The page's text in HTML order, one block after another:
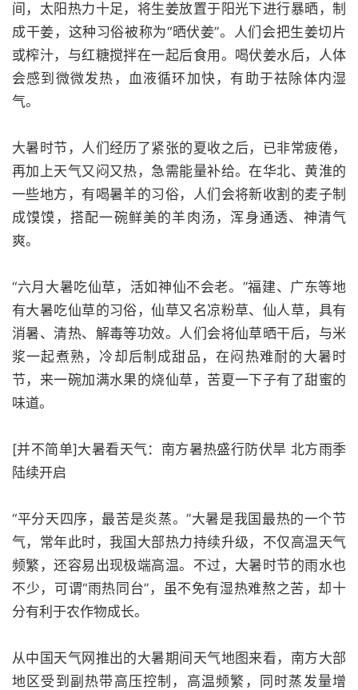
间，太阳热力十足，将生姜放置于阳光下进行暴晒，制
成干姜，这种习俗被称为“晒伏姜”。人们会把生姜切片
或榨汁，与红糖搅拌在一起后食用。喝伏姜水后，人体
会感到微微发热，血液循环加快，有助于祛除体内湿
气。
大暑时节，人们经历了紧张的夏收之后，已非常疲倦，
再加上天气又闷又热，急需能量补给。在华北、黄淮的
一些地方，有喝暑羊的习俗，人们会将新收割的麦子制
成馍馍，搭配一碗鲜美的羊肉汤，浑身通透、神清气
爽。
“六月大暑吃仙草，活如神仙不会老。”福建、广东等地
有大暑吃仙草的习俗，仙草又名凉粉草、仙人草，具有
消暑、清热、解毒等功效。人们会将仙草晒干后，与米
浆一起煮熟，冷却后制成甜品，在闷热难耐的大暑时
节，来一碗加满水果的烧仙草，苦夏一下子有了甜蜜的
味道。
[并不简单]大暑看天气：南方暑热盛行防伏旱 北方雨季
陆续开启
“平分天四序，最苦是炎蒸。”大暑是我国最热的一个节
气，常年此时，我国大部热力持续升级，不仅高温天气
频繁，还容易出现极端高温。不过，大暑时节的雨水也
不少，可谓“雨热同台”，虽不免有湿热难熬之苦，却十
分有利于农作物成长。
从中国天气网推出的大暑期间天气地图来看，南方大部
地区受到副热带高压控制，高温频繁，同时蒸发量增